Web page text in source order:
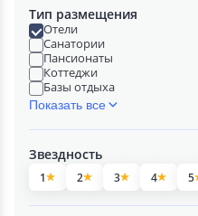
Тип размещения
Отели
Санатории
Пансионаты
Коттеджи
Базы отдыха
Показать все
Звездность
1 2 3 4 5